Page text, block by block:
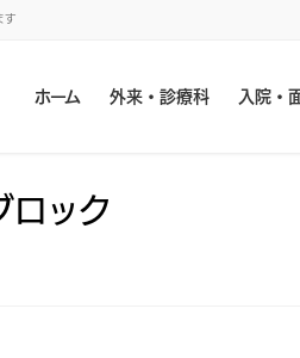
す
ホーム 外来・診療科 入院・
ロック